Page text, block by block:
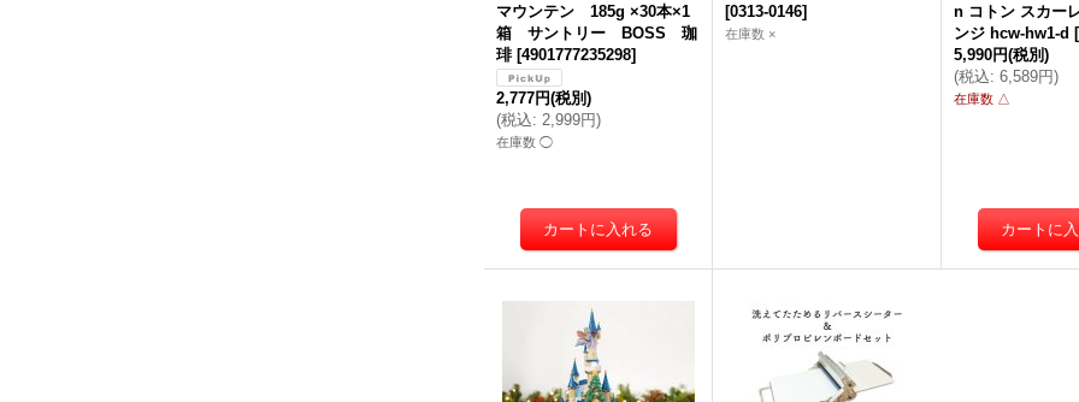
マウンテン 185g ×30本×1
箱 サントリー BOSS 珈
琲 [4901777235298]
2,777円(税別)
(税込: 2,999円)
在庫数 ◯
[0313-0146]
在庫数 ×
n コトン スカー
ンジ hcw-hw1-d [
5,990円(税別)
(税込: 6,589円)
在庫数 △